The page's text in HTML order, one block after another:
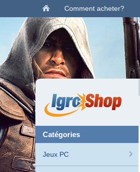
Comment acheter?
catégories
Jeux PC